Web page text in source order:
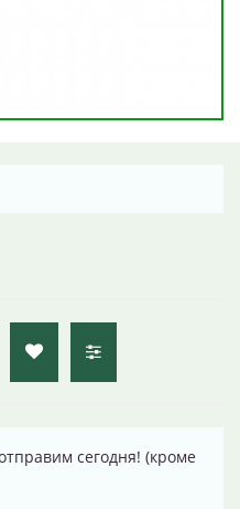
сегодня! (кроме